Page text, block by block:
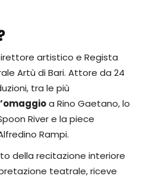
artistico e Regista
Artù di Bari. Attore da 24
tra le più
a Rino Gaetano, lo
River e la piece
Rampi.
della recitazione interiore
teatrale, riceve